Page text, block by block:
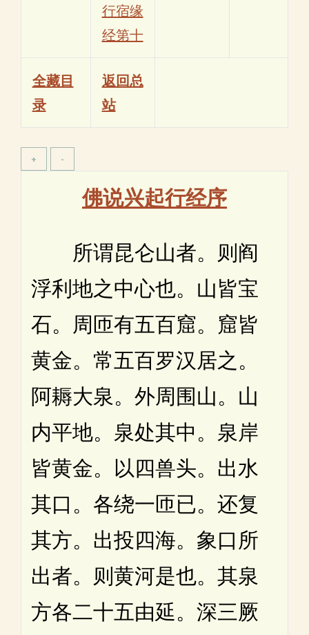
行宿缘
经第十
全藏目
录
返回总
站
佛说兴起行经序
所谓昆仑山者。则阎
浮利地之中心也。山皆宝
石。周匝有五百窟。窟皆
黄金。常五百罗汉居之。
阿耨大泉。外周围山。山
内平地。泉处其中。泉岸
皆黄金。以四兽头。出水
其口。各绕一匝已。还复
其方。出投四海。象口所
出者。则黄河是也。其泉
方各二十五由延。深三厥